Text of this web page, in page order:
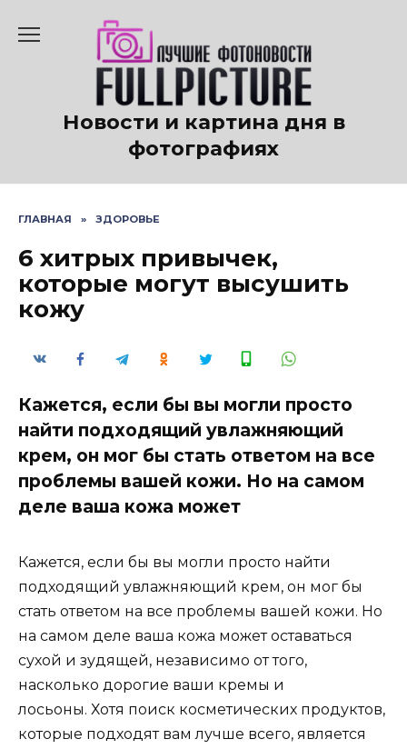
содержанию
Новости и картина дня в
фотографиях
ГЛАВНАЯ » ЗДОРОВЬЕ
6 хитрых привычек,
которые могут высушить
кожу
Кажется, если бы вы могли просто
найти подходящий увлажняющий
крем, он мог бы стать ответом на все
проблемы вашей кожи. Но на самом
деле ваша кожа может
Кажется, если бы вы могли просто найти
подходящий увлажняющий крем, он мог бы
стать ответом на все проблемы вашей кожи. Но
на самом деле ваша кожа может оставаться
сухой и зудящей, независимо от того,
насколько дорогие ваши кремы и
лосьоны. Хотя поиск косметических продуктов,
которые подходят вам лучше всего, является